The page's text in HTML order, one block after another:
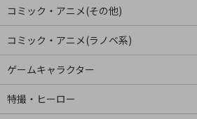
コミック・アニメ(その他)
コミック・アニメ(ラノベ系)
ゲームキャラクター
特撮・ヒーロー